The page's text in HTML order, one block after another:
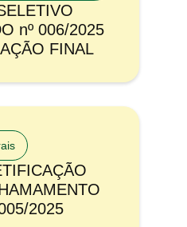
nº 006/2025
FINAL
2025